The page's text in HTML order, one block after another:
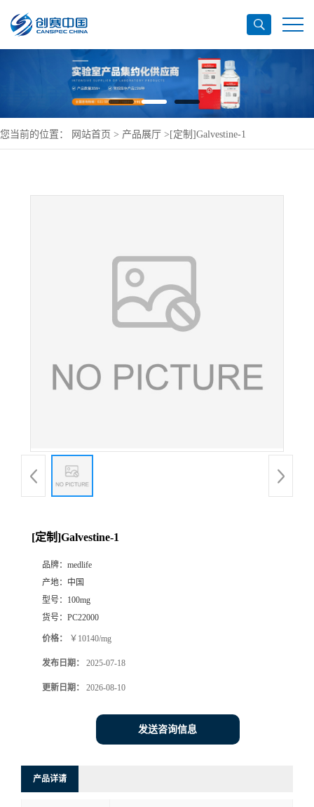
您当前的位置： 网站首页 > 产品展厅 > [定制]Galvestine-1
[定制]Galvestine-1
品牌： medlife
产地： 中国
型号： 100mg
货号： PC22000
价格： ￥10140/mg
发布日期： 2025-07-18
更新日期： 2026-08-10
发送咨询信息
产品详请